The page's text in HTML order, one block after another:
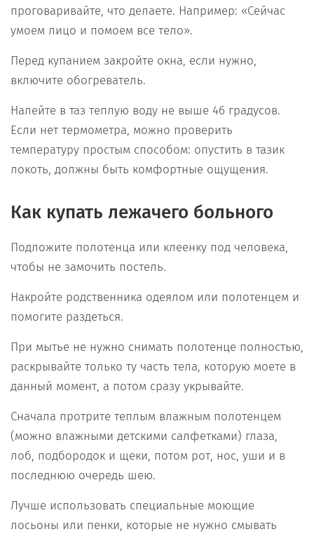
проговаривайте, что делаете. Например: «Сейчас
умоем лицо и помоем все тело».
Перед купанием закройте окна, если нужно,
включите обогреватель.
Налейте в таз теплую воду не выше 46 градусов.
Если нет термометра, можно проверить
температуру простым способом: опустить в тазик
локоть, должны быть комфортные ощущения.
Как купать лежачего больного
Подложите полотенца или клеенку под человека,
чтобы не замочить постель.
Накройте родственника одеялом или полотенцем и
помогите раздеться.
При мытье не нужно снимать полотенце полностью,
раскрывайте только ту часть тела, которую моете в
данный момент, а потом сразу укрывайте.
Сначала протрите теплым влажным полотенцем
(можно влажными детскими салфетками) глаза,
лоб, подбородок и щеки, потом рот, нос, уши и в
последнюю очередь шею.
Лучше использовать специальные моющие
лосьоны или пенки, которые не нужно смывать